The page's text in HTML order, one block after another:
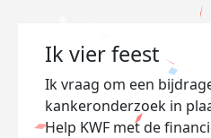
Ik vier feest
Ik vraag om een
kankeronderzoek in
Help KWF met de